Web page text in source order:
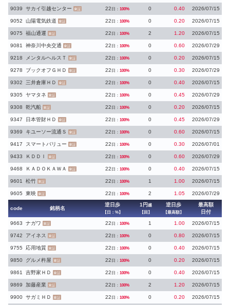
9039 サカイ引越センター 東証 22 日： 100% 0 0.40 2026/07/15
9052 山陽電気鉄道 東証 22 日： 100% 0 0.20 2026/07/15
9075 福山通運 東証 22 日： 100% 2 1.20 2026/07/15
9081 神奈川中央交通 東証 22 日： 100% 0 0.60 2026/07/29
9218 メンタルヘルスＴ 東証 22 日： 100% 0 0.20 2026/07/15
9278 ブックオフＧＨＤ 東証 22 日： 100% 0 0.30 2026/07/29
9302 三井倉庫ＨＤ 東証 22 日： 100% 0 0.40 2026/07/15
9305 ヤマタネ 東証 22 日： 100% 0 0.45 2026/07/29
9308 乾汽船 東証 22 日： 100% 0 0.20 2026/07/15
9347 日本管財ＨＤ 東証 22 日： 100% 0 0.45 2026/07/29
9369 キユーソー流通Ｓ 東証 22 日： 100% 0 0.60 2026/07/15
9417 スマートバリュー 東証 22 日： 100% 0 0.30 2026/07/01
9433 ＫＤＤＩ 東証 22 日： 100% 0 0.60 2026/07/29
9468 ＫＡＤＯＫＡＷＡ 東証 22 日： 100% 0 0.40 2026/07/15
9601 松竹 東証 22 日： 100% 1 1.00 2026/07/15
9605 東映 東証 22 日： 100% 2 1.05 2026/07/29
code 銘柄名
逆日歩
【日：%】
1円 越
【回】
逆日歩
【最高額】
最高額
日付
9663
ナガワ 東証 22 日： 100% 1 1.00 2026/07/15
9742 アイネス 東証 22 日： 100% 0 0.80 2026/07/15
9755 応用地質 東証 22 日： 100% 0 0.40 2026/07/15
9850 グルメ杵屋 東証 22 日： 100% 0 0.20 2026/07/15
9861 吉野家ＨＤ 東証 22 日： 100% 0 0.40 2026/07/15
9869 加藤産業 東証 22 日： 100% 2 1.20 2026/07/15
9900 サガミＨＤ 東証 22 日： 100% 0 0.20 2026/07/15